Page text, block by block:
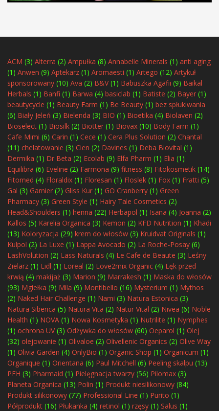
ACM (3) Alterra (2) Ampułka (8) Annabelle Minerals (1) anti aging
(1) Anwen (9) Aptekarz (1) Aromaesti (1) Artego (12) Artykuł
sponsorowany (10) Ava (2) B&V(1) Babuszka Agafii (9) Baikal
Herbals (1) Banfi (1) Barwa (4) basiclab (1) Batiste (2) Bayer (1)
beautycycle (1) Beauty Farm (1) Be Beauty (1) bez spłukiwania
(6) Biały Jeleń (3) Bielenda (3) BIO (1) Bioetika (4) Biolaven (2)
Bioselect (1) Biosilk (2) Biotter (1) Biovax (10) Body Farm (1)
Cafe Mimi (6) Carin (1) Cece (1) Cera Plus Solution (2) Chantal
(11) chelatowanie (3) Cien (2) Davines (1) Deba Biovital (1)
Dermika (1) Dr Beta (2) Ecolab (9) Elfa Pharm (1) Elia (1)
Equilibra (6) Eveline (2) Farmona (9) fitness (8) Fitokosmetik (14)
Fitomed (4) Floraldix (1) Floresan (1) Floslek (1) Fox (1) Fratti (5)
Gal (3) Garnier (2) Gliss Kur (1) GO Cranberry (1) Green
Pharmacy (3) Green Style (1) Hairy Tale Cosmetics (2)
Head&Shoulders (1) henna (22) Herbapol (1) Isana (4) Joanna (2)
Kallos (5) Karelia Organica (3) Kemon (2) KFD Nutrition (1) Khadi
(13) Koloryzacja (29) krem do włosów (3) Kruidvat Originals (1)
Kulpol (2) La Luxe (1) Lappa Avocado (2) La Roche-Posay (6)
LashVolution (2) Lass Naturals (4) Le Cafe de Beaute (3) Leśny
Zielarz (1) Lidl (1) Loreal (2) Love2mix Organic (4) Lęk przed
krwią (4) makijaż (3) Marion (9) Marrakesh (1) Maska do włosów
(93) Mgiełka (9) Mila (9) Montibello (16) Mysterium (1) Mythos
(2) Naked Hair Challenge (1) Nami (3) Natura Estonica (3)
Natura Siberica (5) Natura Vita (2) Natur Vital (2) Nivea (6) Noble
Health (1) NOVA (1) Nowa Kosmetyka (1) Nutrilite (1) Nymphes
(1) ochrona UV(3) Odżywka do włosów (60) Oeparol (1) Olej
(32) olejowanie (1) Olivaloe (2) Olivellenic Organics (2) Olive Way
(1) Olivia Garden (4) OnlyBio (1) Organic Shop (1) Organicum (1)
Organique (1) Orientana (6) Paul Mitchell (6) Peeling skalpu (13)
PEH (3) Pharmaid (1) Pielęgnacja twarzy (56) Pilomax (3)
Planeta Organica (13) Polin (1) Produkt niesilikonowy (84)
Produkt silikonowy (77) Professional Line (1) Purito (1)
Półprodukt (16) Płukanka (4) retinol (1) rzęsy (1) Salus (1)